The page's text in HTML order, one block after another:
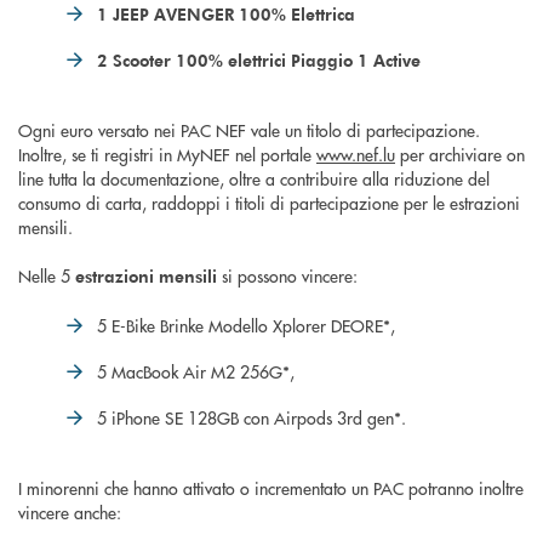
1 JEEP AVENGER 100% Elettrica
2 Scooter 100% elettrici Piaggio 1 Active
Ogni euro versato nei PAC NEF vale un titolo di partecipazione.
Inoltre, se ti registri in MyNEF nel portale www.nef.lu per archiviare on
line tutta la documentazione, oltre a contribuire alla riduzione del
consumo di carta, raddoppi i titoli di partecipazione per le estrazioni
mensili.
Nelle 5 estrazioni mensili si possono vincere:
5 E-Bike Brinke Modello Xplorer DEORE*,
5 MacBook Air M2 256G*,
5 iPhone SE 128GB con Airpods 3rd gen*.
I minorenni che hanno attivato o incrementato un PAC potranno inoltre
vincere anche: